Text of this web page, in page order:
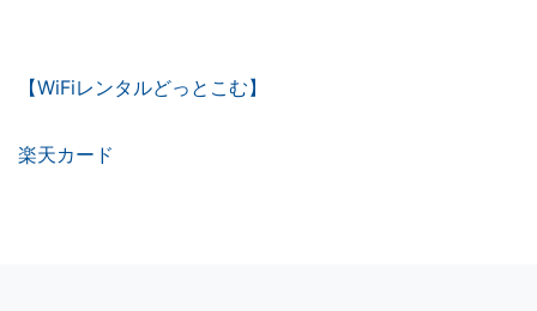
【WiFiレンタルどっとこむ】
楽天カード